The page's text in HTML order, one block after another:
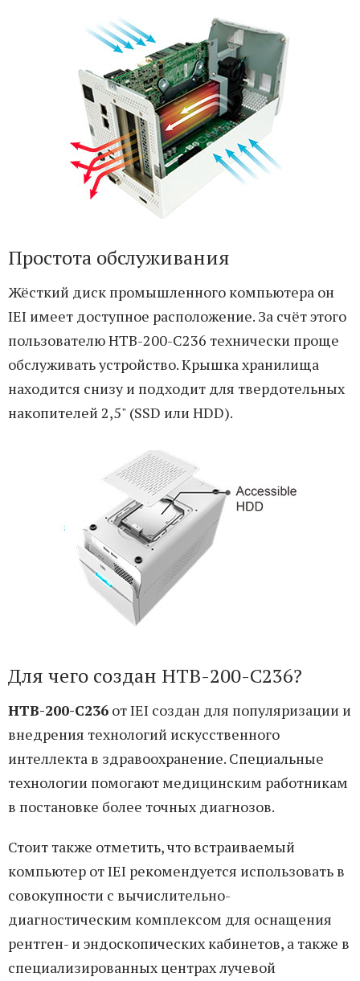
Простота обслуживания
Жёсткий диск промышленного компьютера он
IEI имеет доступное расположение. За счёт этого
пользователю HTB-200-C236 технически проще
обслуживать устройство. Крышка хранилища
находится снизу и подходит для твердотельных
накопителей 2,5" (SSD или HDD).
Для чего создан HTB-200-C236?
HTB-200-C236 от IEI создан для популяризации и
внедрения технологий искусственного
интеллекта в здравоохранение. Специальные
технологии помогают медицинским работникам
в постановке более точных диагнозов.
Стоит также отметить, что встраиваемый
компьютер от IEI рекомендуется использовать в
совокупности с вычислительно-
диагностическим комплексом для оснащения
рентген- и эндоскопических кабинетов, а также в
специализированных центрах лучевой